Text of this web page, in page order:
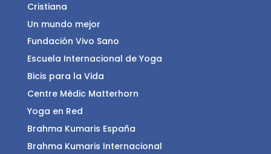
Cristiana
Un mundo mejor
Fundación Vivo Sano
Escuela Internacional de Yoga
Bicis para la Vida
Centre Mèdic Matterhorn
Yoga en Red
Brahma Kumaris España
Brahma Kumaris Internacional